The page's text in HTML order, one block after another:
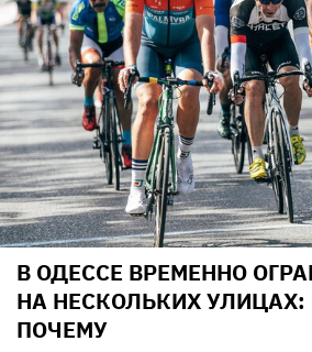
В ОДЕССЕ ВРЕМЕННО
НА НЕСКОЛЬКИХ УЛИЦАХ:
ПОЧЕМУ